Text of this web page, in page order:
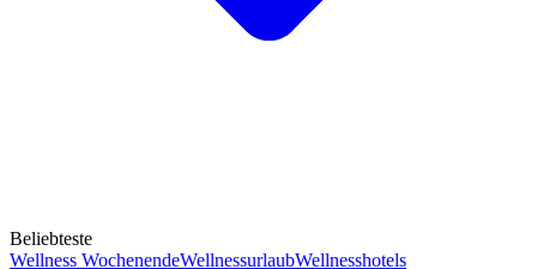
Beliebteste
Wellness WochenendeWellnessurlaubWellnesshotels